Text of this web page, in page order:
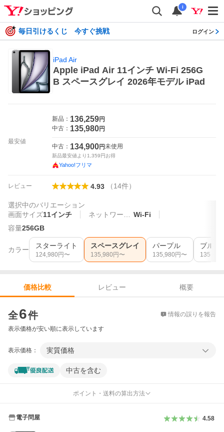
i
毎日引けるくじ 今すぐ挑戦 ログイン
iPad Air
Apple iPad Air 11インチ Wi‑Fi 256G
B スペースグレイ 2026年モデル iPad
最安値
新品： 136,259円
中古： 135,980円
中古： 134,900円未使用
新品最安値より 1,359円お得
Yahoo!フリマ
レビュー 4.93 （14件）
選択中のバリエーション
画面サイズ11インチ
Wi-Fi
容量256GB
カラー スターライト
124,980 円〜
スペースグレイ
135,980 円〜
パープル
135,980 円〜
ブルー
135,980
価格比較 レビュー
概要
全6件 情報の誤りを報告
表示価格が安い順に表示しています
表示価格： 実質価格
中古を含む
ポイント・送料の算出方法
電子問屋 4.58